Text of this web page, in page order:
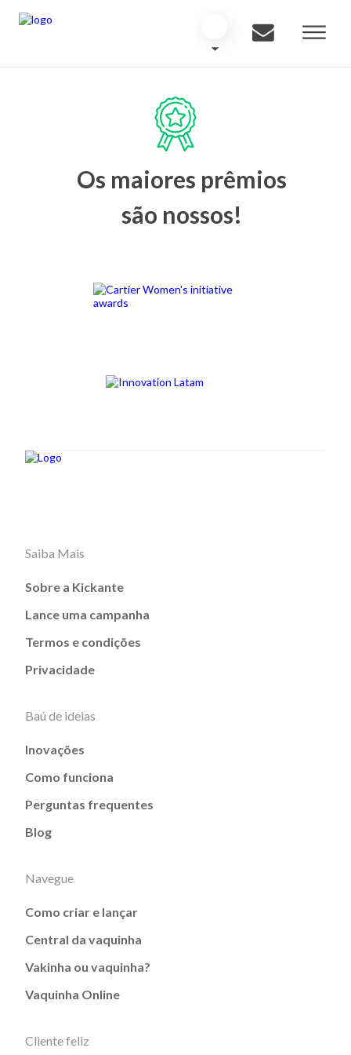
Os maiores prêmios
são nossos!
Saiba Mais
Sobre a Kickante
Lance uma campanha
Termos e condições
Privacidade
Baú de ideias
Inovações
Como funciona
Perguntas frequentes
Blog
Navegue
Como criar e lançar
Central da vaquinha
Vakinha ou vaquinha?
Vaquinha Online
Cliente feliz